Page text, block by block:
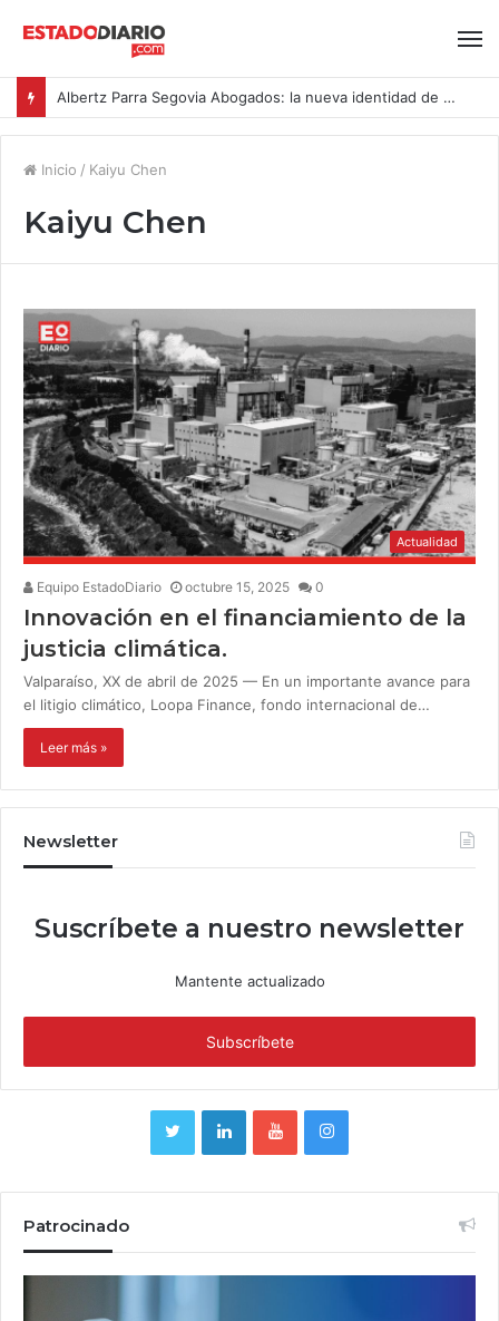
Albertz Parra Segovia Abogados: la nueva identidad de Segovia Consulting
Inicio / Kaiyu Chen
Kaiyu Chen
Actualidad
Equipo EstadoDiario octubre 15, 2025 0
Innovación en el financiamiento de la
justicia climática.
Valparaíso, XX de abril de 2025 — En un importante avance para
el litigio climático, Loopa Finance, fondo internacional de…
Leer más »
Newsletter
Suscríbete a nuestro newsletter
Mantente actualizado
Patrocinado